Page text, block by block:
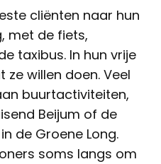
cliënten naar hun
met de fiets,
taxibus. In hun vrije
ze willen doen. Veel
buurtactiviteiten,
Beijum of de
de Groene Long.
soms langs om